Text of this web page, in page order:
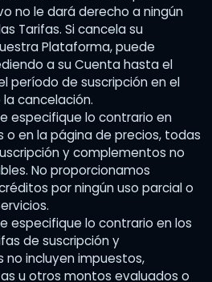
no le dará derecho a ningún
Tarifas. Si cancela su
Plataforma, puede
a su Cuenta hasta el
período de suscripción en el
cancelación.
especifique lo contrario en
o en la página de precios, todas
y complementos no
No proporcionamos
por ningún uso parcial o
especifique lo contrario en los
de suscripción y
incluyen impuestos,
u otros montos evaluados o